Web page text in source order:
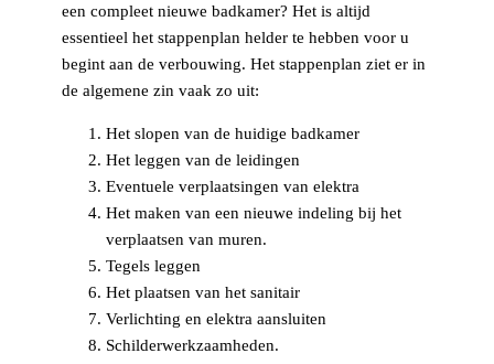
een compleet nieuwe badkamer? Het is altijd
essentieel het stappenplan helder te hebben voor u
begint aan de verbouwing. Het stappenplan ziet er in
de algemene zin vaak zo uit:
Het slopen van de huidige badkamer
Het leggen van de leidingen
Eventuele verplaatsingen van elektra
Het maken van een nieuwe indeling bij het
verplaatsen van muren.
Tegels leggen
Het plaatsen van het sanitair
Verlichting en elektra aansluiten
Schilderwerkzaamheden.